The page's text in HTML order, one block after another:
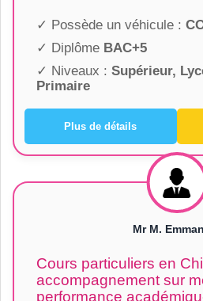
✓ Possède un véhicule :
✓ Diplôme BAC+5
✓ Niveaux : Supérieur,
Primaire
Plus de détails
Mr M.
Cours particuliers en
accompagnement sur
performance